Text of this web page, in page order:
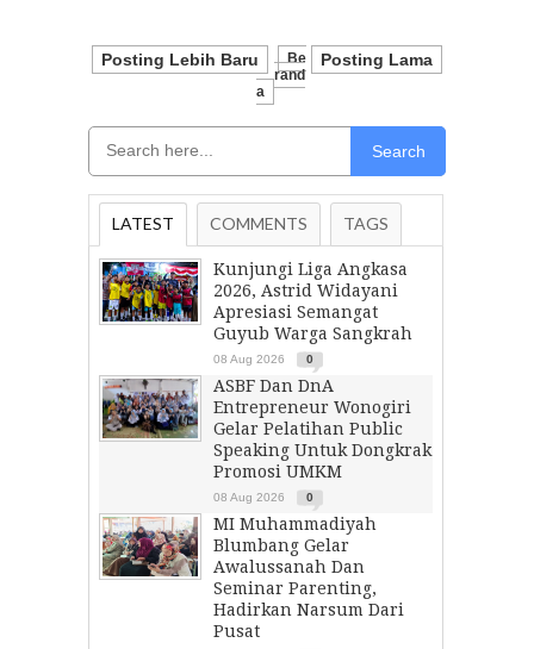
Posting Lebih Baru Posting Lama
Be
Rand
A
Search
LATEST COMMENTS TAGS
Kunjungi Liga Angkasa
2026, Astrid Widayani
Apresiasi Semangat
Guyub Warga Sangkrah
08 Aug 2026 0
ASBF Dan DnA
Entrepreneur Wonogiri
Gelar Pelatihan Public
Speaking Untuk Dongkrak
Promosi UMKM
08 Aug 2026 0
MI Muhammadiyah
Blumbang Gelar
Awalussanah Dan
Seminar Parenting,
Hadirkan Narsum Dari
Pusat